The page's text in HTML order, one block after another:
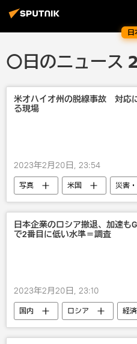
日
〇日のニュース
米オハイオ州の脱線事故 対応
る現場
2023年2月20日, 23:54
写真 米国 災害
日本企業のロシア撤退、加速も
で2番目に低い水準＝調査
2023年2月20日, 23:10
国内 ロシア
経済
露日関係